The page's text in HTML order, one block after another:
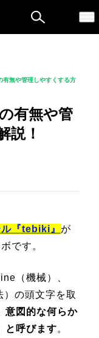
有無や管理しやすくする方
有無や管
説！
『tebiki』 が
です。
（機械）、
の頭文字を取
意図的な何らか
と呼びます。